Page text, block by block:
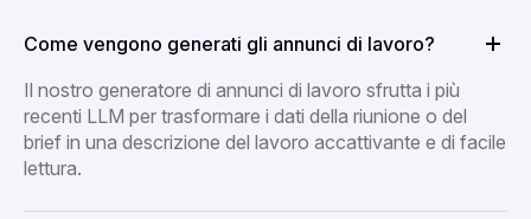
Come vengono generati gli annunci di lavoro?
Il nostro generatore di annunci di lavoro sfrutta i più
recenti LLM per trasformare i dati della riunione o del
brief in una descrizione del lavoro accattivante e di facile
lettura.